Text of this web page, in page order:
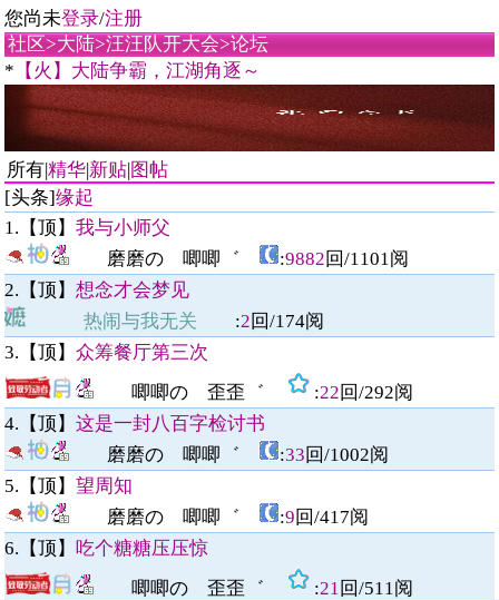
您尚未登录/注册
社区>大陆>汪汪队开大会>论坛
* 【火】大陆争霸，江湖角逐～
所有|精华|新贴|图帖
[头条]缘起
1.【顶】 我与小师父
磨磨の 唧唧゛
:9882回/1101阅
2.【顶】 想念才会梦见
热闹与我无关 :2回/174阅
3.【顶】 众筹餐厅第三次
唧唧の 歪歪゛
:22回/292阅
4.【顶】 这是一封八百字检讨书
磨磨の 唧唧゛
:33回/1002阅
5.【顶】 望周知
磨磨の 唧唧゛
:9回/417阅
6.【顶】 吃个糖糖压压惊
唧唧の 歪歪゛
:21回/511阅